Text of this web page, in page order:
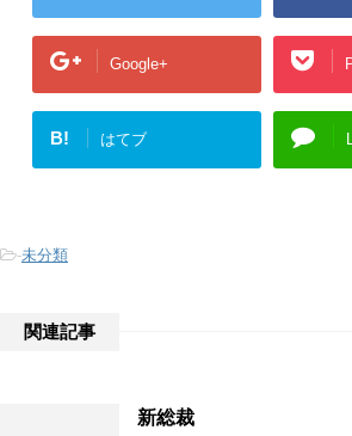
Google+
B! はてブ
-未分類
関連記事
新総裁